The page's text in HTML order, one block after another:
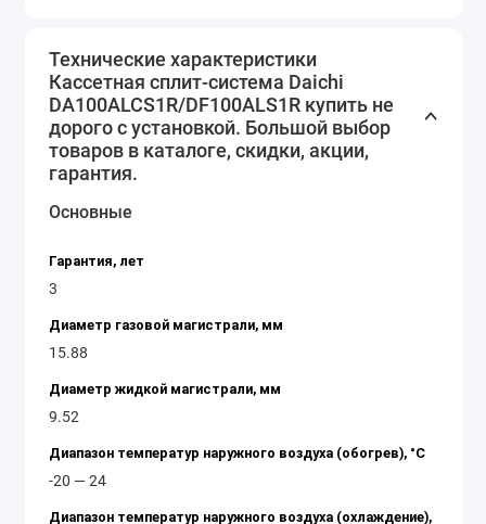
поддерживать заданную температуру в помещении
без необходимости постоянно настраивать систему.
Кассетная сплит-система Daichi
DA100ALCS1R/DF100ALS1R - это надежное и
воздуха. Она имеет высокую степень защиты от
DA100ALCS1R/DF100ALS1R - это именно то, что вам
нужно. Она обладает всеми необходимыми
функциями и характеристиками, которые
гарантируют комфортные условия в помещении и
Технические характеристики
Кассетная сплит-система Daichi
DA100ALCS1R/DF100ALS1R купить не
дорого с установкой. Большой выбор
товаров в каталоге, скидки, акции,
гарантия.
Основные
Гарантия, лет
3
Диаметр газовой магистрали, мм
15.88
Диаметр жидкой магистрали, мм
9.52
Диапазон температур наружного воздуха (обогрев), °C
-20 — 24
Диапазон температур наружного воздуха (охлаждение),